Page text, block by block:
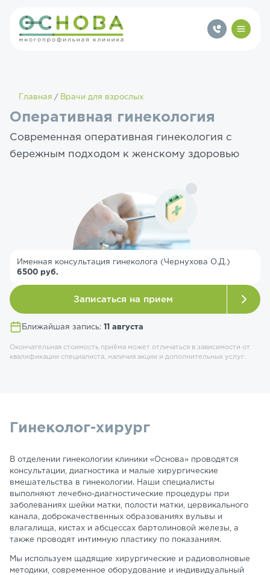
Главная Врачи для взрослых
Оперативная гинекология
Современная оперативная гинекология с
бережным подходом к женскому здоровью
Ближайшая запись: 11 августа
Именная консультация гинеколога (Чернухова О.Д.)
6500 руб.
Записаться на прием
Окончательная стоимость приёма может отличаться в зависимости от
квалификации специалиста, наличия акции и дополнительных услуг.
Гинеколог-хирург
В отделении гинекологии клиники «Основа» проводятся
консультации, диагностика и малые хирургические
вмешательства в гинекологии. Наши специалисты
выполняют лечебно-диагностические процедуры при
заболеваниях шейки матки, полости матки, цервикального
канала, доброкачественных образованиях вульвы и
влагалища, кистах и абсцессах бартолиновой железы, а
также проводят интимную пластику по показаниям.
Мы используем щадящие хирургические и радиоволновые
методики, современное оборудование и индивидуальный